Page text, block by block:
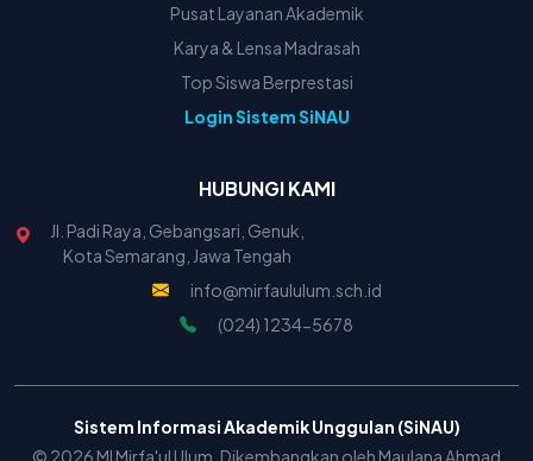
Pusat Layanan Akademik
Karya & Lensa Madrasah
Top Siswa Berprestasi
Login Sistem SiNAU
HUBUNGI KAMI
Jl. Padi Raya, Gebangsari, Genuk,
Kota Semarang, Jawa Tengah
info@mirfaululum.sch.id
(024) 1234-5678
Sistem Informasi Akademik Unggulan (SiNAU)
© 2026 MI Mirfa'ul Ulum. Dikembangkan oleh Maulana Ahmad